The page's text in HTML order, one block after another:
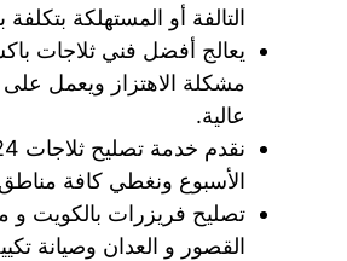
التالفة أو المستهلكة
يعالج أفضل فني ثلاجات
مشكلة الاهتزاز ويعمل
عالية.
الأسبوع ونغطي كافة
تصليح فريزرات بالكويت و
القصور و العدان وصيانة